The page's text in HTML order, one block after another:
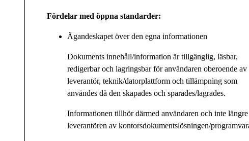
Fördelar med öppna standarder:
Ägandeskapet över den egna informationen
Dokuments innehåll/information är tillgänglig, läsbar,
redigerbar och lagringsbar för användaren oberoende av
leverantör, teknik/datorplattform och tillämpning som
användes då den skapades och sparades/lagrades.
Informationen tillhör därmed användaren och inte längre
leverantören av kontorsdokumentslösningen/